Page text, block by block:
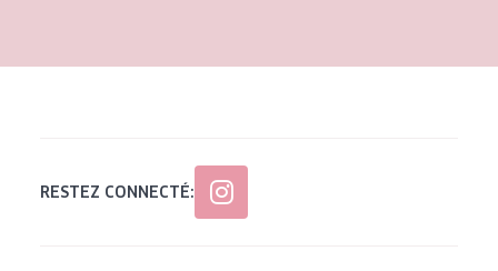
Âge : 55+
RESTEZ CONNECTÉ: